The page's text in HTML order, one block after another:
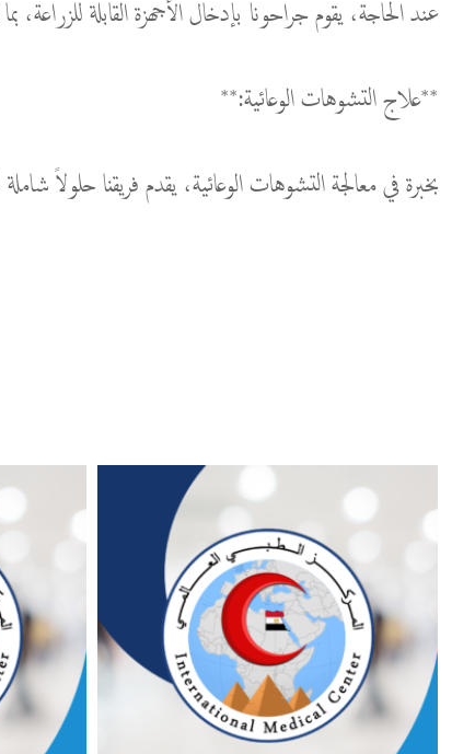
عند الحاجة، يقوم جراحونا بإدخال الأجهزة القابلة للزراعة،
**علاج التشوهات الوعائية:**
بخبرة في معالجة التشوهات الوعائية، يقدم فريقنا حلولاً